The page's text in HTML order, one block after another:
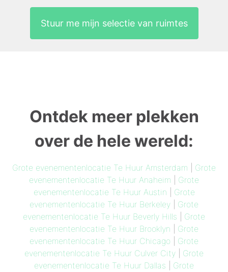
Stuur me mijn selectie van ruimtes
Ontdek meer plekken
over de hele wereld:
Grote evenementenlocatie Te Huur Amsterdam
Grote
evenementenlocatie Te Huur Anaheim
Grote
evenementenlocatie Te Huur Austin
Grote
evenementenlocatie Te Huur Berkeley
Grote
evenementenlocatie Te Huur Beverly Hills
Grote
evenementenlocatie Te Huur Brooklyn
Grote
evenementenlocatie Te Huur Chicago
Grote
evenementenlocatie Te Huur Culver City
Grote
evenementenlocatie Te Huur Dallas
Grote